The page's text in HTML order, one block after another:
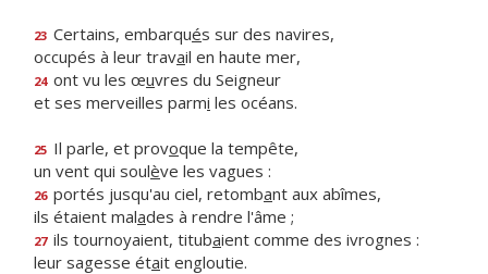
23 Certains, embarqués sur des navires,
occupés à leur travail en haute mer,
24 ont vu les œuvres du Seigneur
et ses merveilles parmi les océans.
25 Il parle, et provoque la tempête,
un vent qui soulève les vagues :
26 portés jusqu'au ciel, retombant aux abîmes,
ils étaient malades à rendre l'âme ;
27 ils tournoyaient, titubaient comme des ivrognes :
leur sagesse était engloutie.